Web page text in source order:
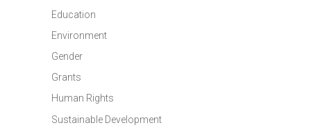
Education
Environment
Gender
Grants
Human Rights
Sustainable Development